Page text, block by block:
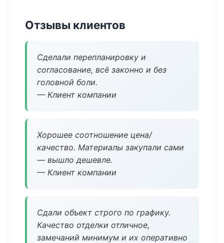
Отзывы клиентов
Сделали перепланировку и
согласование, всё законно и без
головной боли.
— Клиент компании
Хорошее соотношение цена/
качество. Материалы закупали сами
— вышло дешевле.
— Клиент компании
Сдали объект строго по графику.
Качество отделки отличное,
замечаний минимум и их оперативно